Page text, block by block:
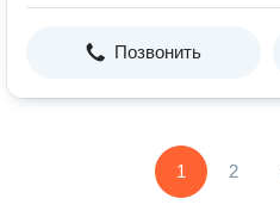
Позвонить
1 2